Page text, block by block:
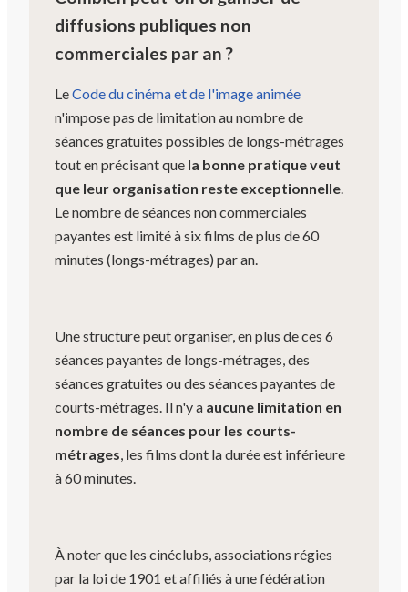
diffusions publiques non
commerciales par an ?
LeCode du cinéma et de l'image animée
n'impose pas de limitation au nombre de
séances gratuites possibles de longs-métrages
tout en précisant que la bonne pratique veut
que leur organisation reste exceptionnelle.
Le nombre de séances non commerciales
payantes est limité à six films de plus de 60
minutes (longs-métrages) par an.
Une structure peut organiser, en plus de ces 6
séances payantes de longs-métrages, des
séances gratuites ou des séances payantes de
courts-métrages. Il n'y a aucune limitation en
nombre de séances pour les courts-
métrages, les films dont la durée est inférieure
à 60 minutes.
À noter que les cinéclubs, associations régies
par la loi de 1901 et affiliés à une fédération